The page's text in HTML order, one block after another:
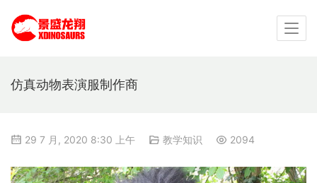
仿真动物表演服制作商
29 7 月, 2020 8:30 上午 教学知识 2094